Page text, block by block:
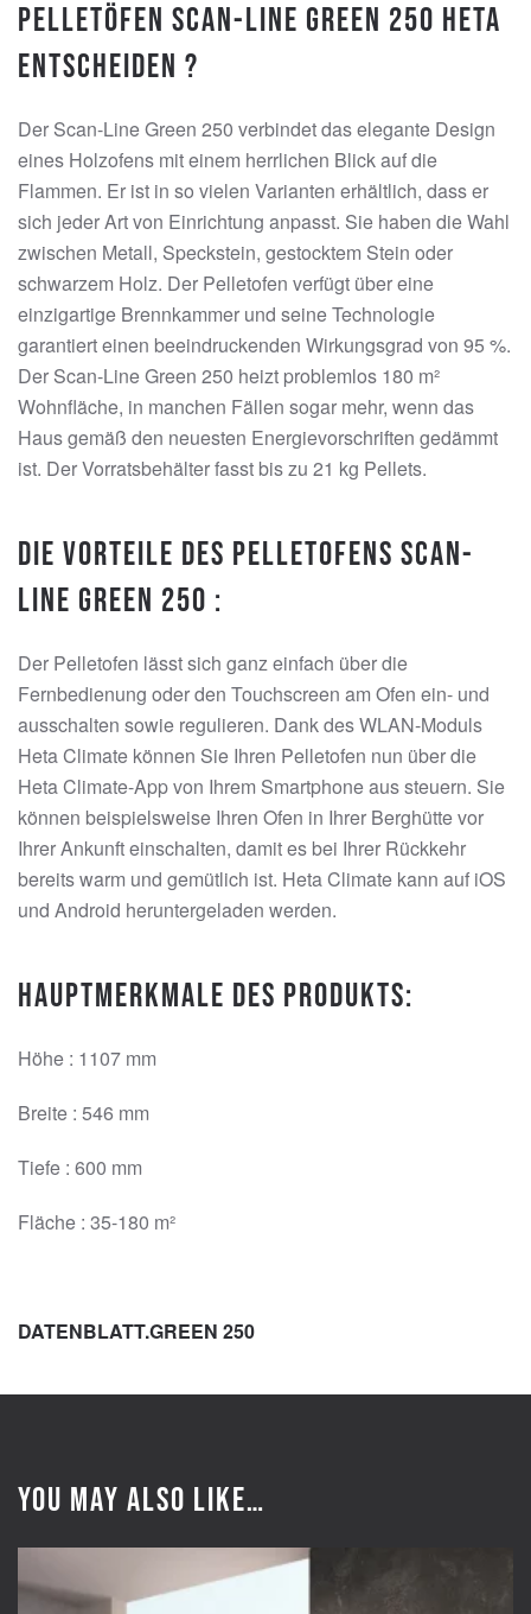
Pelletöfen Scan-Line Green 250 Heta
entscheiden ?
Der Scan-Line Green 250 verbindet das elegante Design
eines Holzofens mit einem herrlichen Blick auf die
Flammen. Er ist in so vielen Varianten erhältlich, dass er
sich jeder Art von Einrichtung anpasst. Sie haben die Wahl
zwischen Metall, Speckstein, gestocktem Stein oder
schwarzem Holz. Der Pelletofen verfügt über eine
einzigartige Brennkammer und seine Technologie
garantiert einen beeindruckenden Wirkungsgrad von 95 %.
Der Scan-Line Green 250 heizt problemlos 180 m²
Wohnfläche, in manchen Fällen sogar mehr, wenn das
Haus gemäß den neuesten Energievorschriften gedämmt
ist. Der Vorratsbehälter fasst bis zu 21 kg Pellets.
Die Vorteile des Pelletofens Scan-
Line Green 250 :
Der Pelletofen lässt sich ganz einfach über die
Fernbedienung oder den Touchscreen am Ofen ein- und
ausschalten sowie regulieren. Dank des WLAN-Moduls
Heta Climate können Sie Ihren Pelletofen nun über die
Heta Climate-App von Ihrem Smartphone aus steuern. Sie
können beispielsweise Ihren Ofen in Ihrer Berghütte vor
Ihrer Ankunft einschalten, damit es bei Ihrer Rückkehr
bereits warm und gemütlich ist. Heta Climate kann auf iOS
und Android heruntergeladen werden.
Hauptmerkmale des Produkts:
Höhe : 1107 mm
Breite : 546 mm
Tiefe : 600 mm
Fläche : 35-180 m²
DATENBLATT.GREEN 250
You may also like…